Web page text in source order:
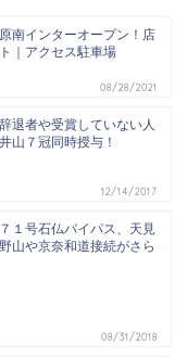
南インターオープン！店
｜アクセス駐車場
08/28/2021
退者や受賞していない人
山７冠同時授与！
12/14/2017
１号石仏バイパス、天見
山や京奈和道接続がさら
08/31/2018